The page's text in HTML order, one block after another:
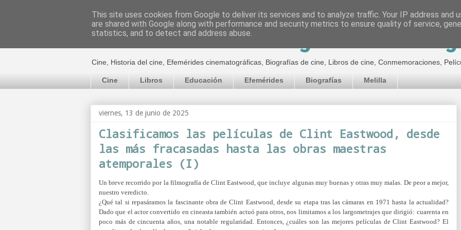
El cultural cinematográfico de Jorge
Cine, Historia del cine, Efemérides cinematográficas, Biografías de cine, Libros de cine, Conmemoraciones,
Cine Libros Educación Efemérides Biografías Melilla
viernes, 13 de junio de 2025
Clasificamos las películas de Clint Eastwood, desde
las más fracasadas hasta las obras maestras
atemporales (I)
Un breve recorrido por la filmografía de Clint Eastwood, que incluye algunas muy buenas y otras muy malas. De peor a mejor,
nuestro veredicto.
¿Qué tal si repasáramos la fascinante obra de Clint Eastwood, desde su etapa tras las cámaras en 1971 hasta la actualidad?
Dado que el actor convertido en cineasta también actuó para otros, nos limitamos a los largometrajes que dirigió: cuarenta en
poco más de cincuenta años, una notable regularidad. Entonces, ¿cuáles son las mejores películas de Clint Eastwood? El
This site uses cookies from Google to deliver its services and to analyze traffic. Your IP address and
are shared with Google along with performance and security metrics to ensure quality of service,
statistics, and to detect and address abuse.